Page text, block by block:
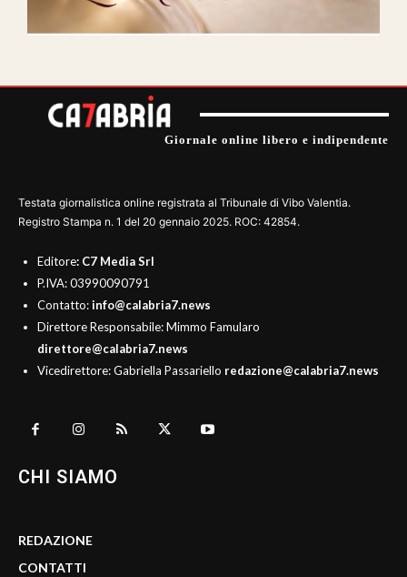
Giornale online libero e indipendente
Testata giornalistica online registrata al Tribunale di Vibo Valentia.
Registro Stampa n. 1 del 20 gennaio 2025. ROC: 42854.
Editore: C7 Media Srl
P.IVA: 03990090791
Contatto:info@calabria7.news
Direttore Responsabile: Mimmo Famularo
direttore@calabria7.news
Vicedirettore: Gabriella Passariello redazione@calabria7.news
CHI SIAMO
REDAZIONE
CONTATTI